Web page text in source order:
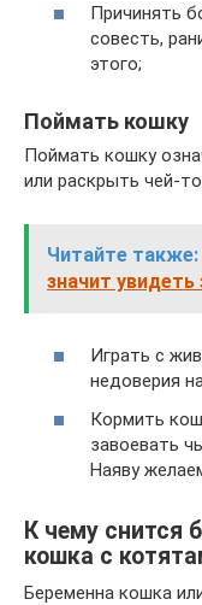
Причинять
совесть,
этого;
Поймать кошку
Поймать кошку
или раскрыть чей-
Читайте также:
значит
Играть с
недоверия
Кормить
завоевать
Наяву
К чему снится
кошка с
Беременна кошка